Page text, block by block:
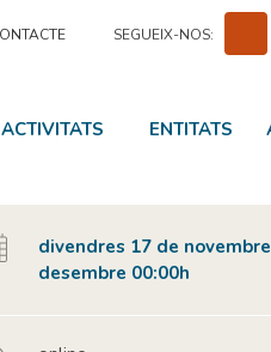
SEGUEIX-NOS:
ACTIVITATS ENTITATS
divendres 17 de
desembre 00:00h